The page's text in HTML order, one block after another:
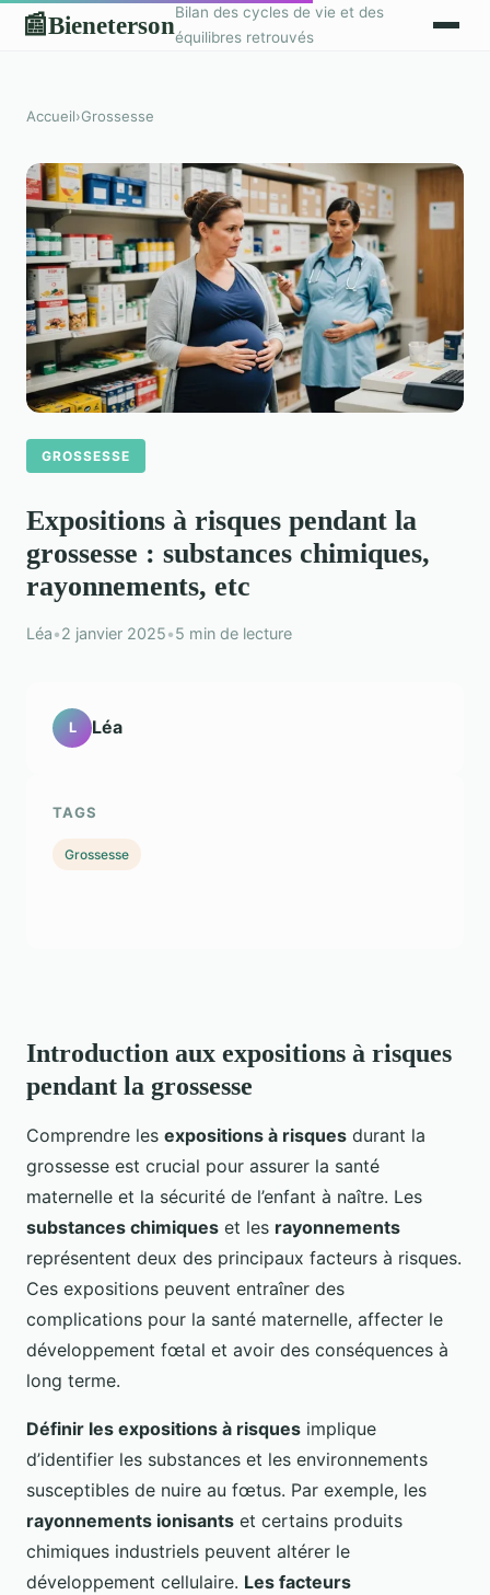
📰BienetersonBilan des cycles de vie et des
équilibres retrouvés
Accueil›Grossesse
GROSSESSE
Expositions à risques pendant la
grossesse : substances chimiques,
rayonnements, etc
Léa•2 janvier 2025•5 min de lecture
Introduction aux expositions à risques
pendant la grossesse
Comprendre les expositions à risques durant la
grossesse est crucial pour assurer la santé
maternelle et la sécurité de l’enfant à naître. Les
substances chimiques et les rayonnements
représentent deux des principaux facteurs à risques.
Ces expositions peuvent entraîner des
complications pour la santé maternelle, affecter le
développement fœtal et avoir des conséquences à
long terme.
Définir les expositions à risques implique
d’identifier les substances et les environnements
susceptibles de nuire au fœtus. Par exemple, les
rayonnements ionisants et certains produits
chimiques industriels peuvent altérer le
développement cellulaire. Les facteurs
L Léa
TAGS
Grossesse